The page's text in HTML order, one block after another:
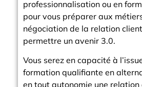
professionnalisation ou en
pour vous préparer aux
négociation de la relation
permettre un avenir 3.0.
Vous serez en capacité à
formation qualifiante en
en tout autonomie une relation